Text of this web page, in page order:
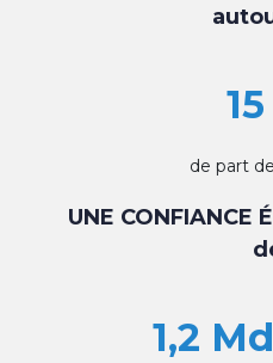
de part
UNE CONFIANCE
1,2